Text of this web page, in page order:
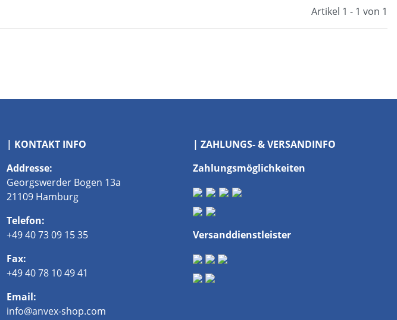
Artikel 1 - 1 von 1
| KONTAKT INFO
Addresse:
Georgswerder Bogen 13a
21109 Hamburg
Telefon:
+49 40 73 09 15 35
Fax:
+49 40 78 10 49 41
Email:
info@anvex-shop.com
| ZAHLUNGS- & VERSANDINFO
Zahlungsmöglichkeiten
Versanddienstleister